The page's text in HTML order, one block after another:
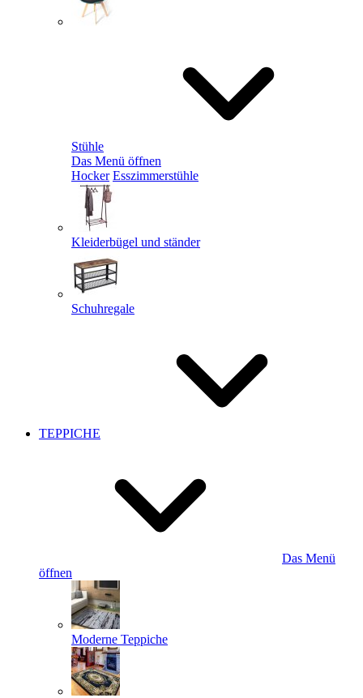
Stühle
Das Menü öffnen
Hocker Esszimmerstühle
Kleiderbügel und ständer
Schuhregale
TEPPICHE
Das Menü
öffnen
Moderne Teppiche